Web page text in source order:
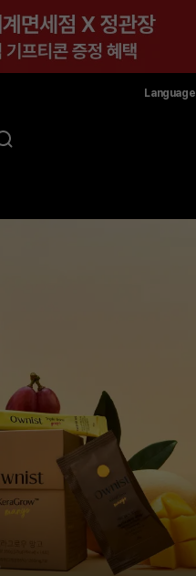
Language